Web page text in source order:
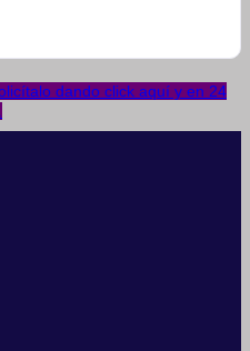
dando click aquí y en 24